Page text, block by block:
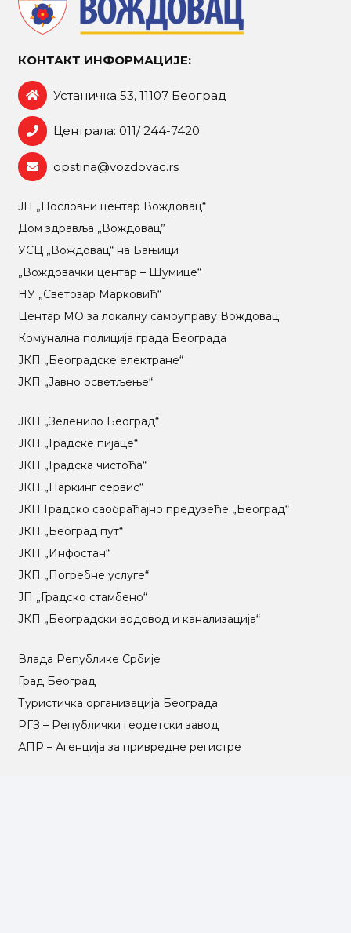
КОНТАКТ ИНФОРМАЦИЈЕ:
Устаничка 53, 11107 Београд
Централа: 011/ 244-7420
opstina@vozdovac.rs
ЈП „Пословни центар Вождовац“
Дом здравља „Вождовац”
УСЦ „Вождовац“ на Бањици
„Вождовачки центар – Шумице“
НУ „Светозар Марковић“
Центар МO за локалну самоуправу Вождовац
Комунална полиција града Београда
ЈКП „Београдске електране“
ЈКП „Јавно осветљење“
ЈКП „Зеленило Београд“
ЈКП „Градске пијаце“
ЈКП „Градска чистоћа“
ЈКП „Паркинг сервис“
ЈКП Градско саобраћајно предузеће „Београд“
ЈКП „Београд пут“
ЈКП „Инфостан“
ЈКП „Погребне услуге“
ЈП „Градско стамбено“
ЈКП „Београдски водовод и канализација“
Влада Републике Србије
Град Београд
Туристичка организација Београда
РГЗ – Републички геодетски завод
АПР – Агенција за привредне регистре